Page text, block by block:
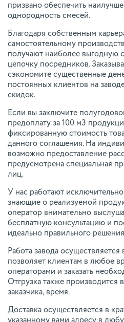
призвано обеспечить
однородность смесей.
Благодаря собственным
самостоятельному
получают наиболее выгодную
цепочку посредников.
сэкономите существенные
постоянных клиентов на
скидок.
Если вы заключите
предоплату за 100 м3
фиксированную стоимость
данного соглашения. На
возможно предоставление
предусмотрена специальная
лиц.
У нас работают
знающие о реализуемой
оператор внимательно
бесплатную консультацию и
идеально правильного
Работа завода
позволяет клиентам в любое
операторами и заказать
Отгрузка также производится
заказчика, время.
Доставка осуществляется в
указанному вами адресу в